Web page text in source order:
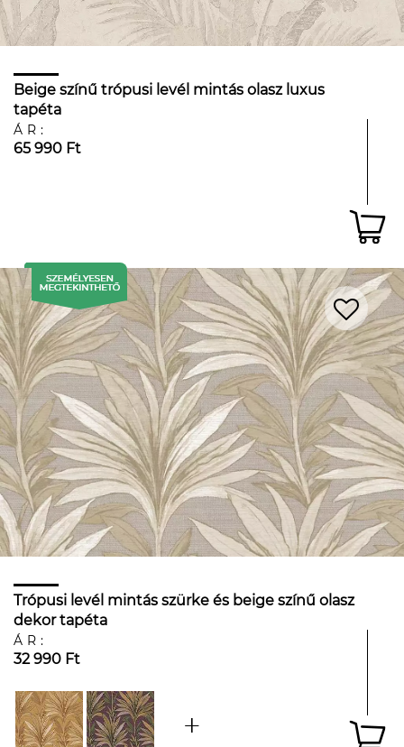
Beige színű trópusi levél mintás olasz luxus
tapéta
ÁR:
65 990 Ft
Trópusi levél mintás szürke és beige színű olasz
dekor tapéta
ÁR:
32 990 Ft